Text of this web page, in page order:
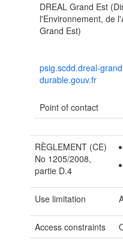
DREAL Grand Est
l'Environnement, de
Grand Est)
psig.scdd.dreal-
durable.gouv.fr
Point of contact
RÈGLEMENT (CE)
No 1205/2008,
partie D.4
Use limitation
Access constraints